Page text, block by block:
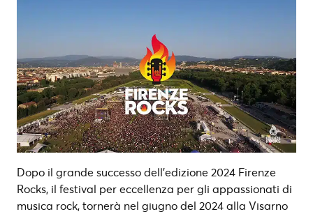
Dopo il grande successo dell’edizione 2024 Firenze
Rocks, il festival per eccellenza per gli appassionati di
musica rock, tornerà nel giugno del 2024 alla Visarno